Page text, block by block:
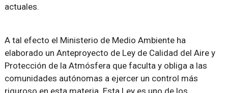
actuales.
A tal efecto el Ministerio de Medio Ambiente ha
elaborado un Anteproyecto de Ley de Calidad del Aire y
Protección de la Atmósfera que faculta y obliga a las
comunidades autónomas a ejercer un control más
riguroso en esta materia. Esta Ley es uno de los